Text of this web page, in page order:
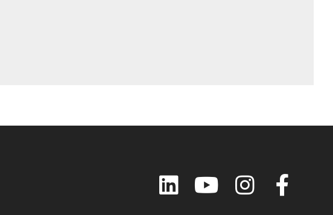
LinkedIn YouTube Instagram